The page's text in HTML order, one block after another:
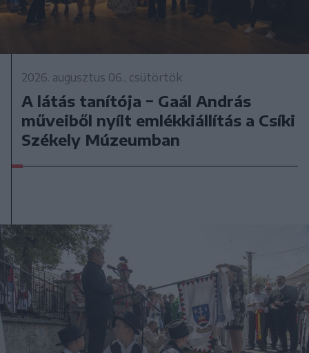
2026. augusztus 06., csütörtök
A látás tanítója − Gaál András
műveiből nyílt emlékkiállítás a Csíki
Székely Múzeumban